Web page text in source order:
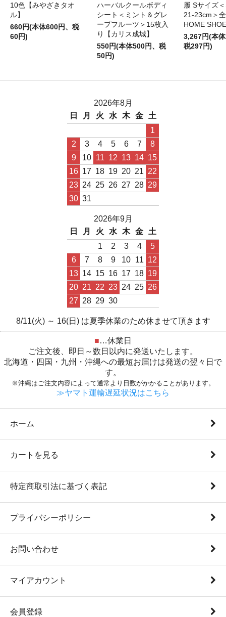
10色【みやざきタオ
ル】
660円(本体600円、税
60円)
ハーバルクールボディ
シート＜ミント＆グレ
ープフルーツ＞15枚入
り【カリス成城】
550円(本体500円、税
50円)
履 Sサイズ
21-23cm＞
HOME
3,267円(本
税297円)
2026年8月
日
月 火 水 木 金
土
1
2
3 4 5 6 7
8
9
10 11 12 13 14 15
16 17 18 19 20 21 22
23 24 25 26 27 28 29
30 31
2026年9月
日
月 火 水 木 金
土
1
2 3 4
5
6
7 8 9 10 11 12
13 14 15 16 17 18 19
20 21 22 23 24 25 26
27 28 29 30
8/11(火) ～ 16(日) は夏季休業のため休ませて頂きます
■…休業日
ご注文後、即日～数日以内に発送いたします。
北海道・四国・九州・沖縄への最短お届けは発送の翌々日で
す。
※沖縄はご注文内容によって通常より日数がかかることがあります。
≫ヤマト運輸遅延状況はこちら
ホーム
カートを見る
特定商取引法に基づく表記
プライバシーポリシー
お問い合わせ
マイアカウント
会員登録